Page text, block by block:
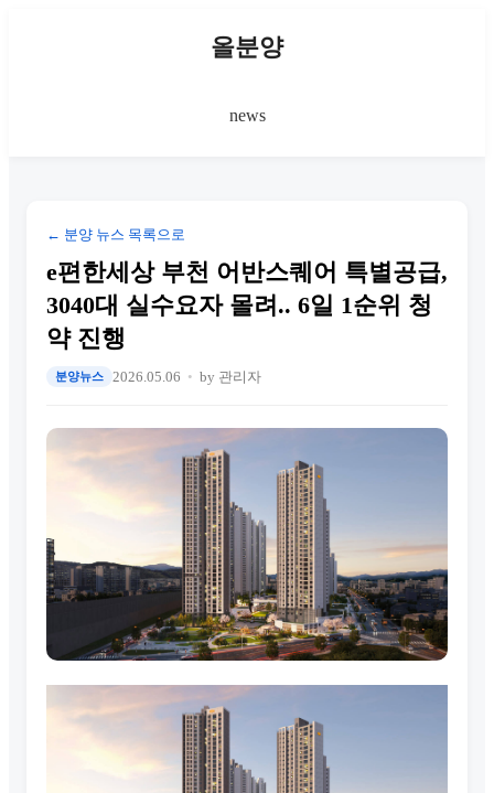
올분양
news
← 분양 뉴스 목록으로
e편한세상 부천 어반스퀘어 특별공급,
3040대 실수요자 몰려.. 6일 1순위 청
약 진행
분양뉴스 2026.05.06 by 관리자